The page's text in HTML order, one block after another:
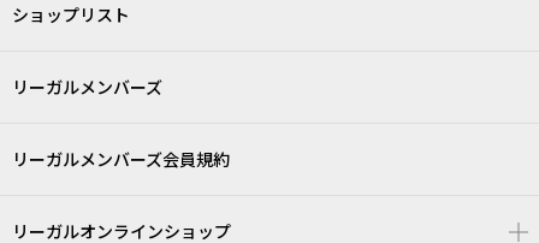
ショップリスト
リーガルメンバーズ
リーガルメンバーズ会員規約
リーガルオンラインショップ